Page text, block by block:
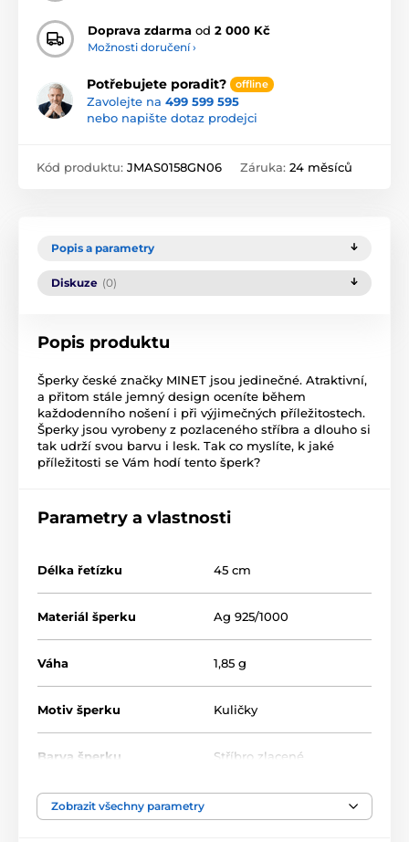
Doprava zdarma od 2 000 Kč
Možnosti doručení ›
Potřebujete poradit? offline
Zavolejte na 499 599 595
nebo napište dotaz prodejci
Kód produktu: JMAS0158GN06 Záruka: 24 měsíců
Popis a parametry
Diskuze (0)
Popis produktu
Šperky české značky MINET jsou jedinečné. Atraktivní,
a přitom stále jemný design oceníte během
každodenního nošení i při výjimečných příležitostech.
Šperky jsou vyrobeny z pozlaceného stříbra a dlouho si
tak udrží svou barvu i lesk. Tak co myslíte, k jaké
příležitosti se Vám hodí tento šperk?
Parametry a vlastnosti
Délka řetízku 45 cm
Materiál šperku Ag 925/1000
Váha 1,85 g
Motiv šperku Kuličky
Barva šperku Stříbro zlacené
Zobrazit všechny parametry